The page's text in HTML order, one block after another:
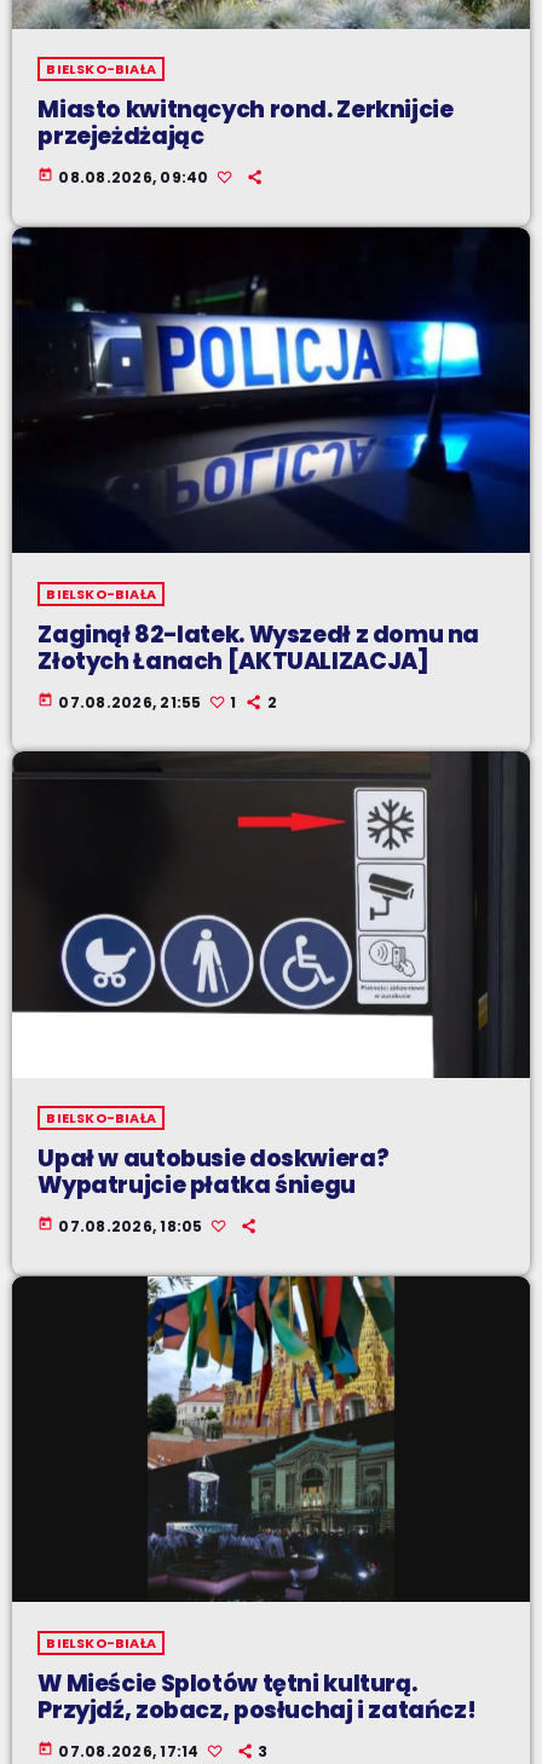
BIELSKO-BIAŁA
Miasto kwitnących rond. Zerknijcie
przejeżdżając
today 08.08.2026, 09:40
BIELSKO-BIAŁA
Zaginął 82-latek. Wyszedł z domu na
Złotych Łanach [AKTUALIZACJA]
today 07.08.2026, 21:55 1 2
BIELSKO-BIAŁA
Upał w autobusie doskwiera?
Wypatrujcie płatka śniegu
today 07.08.2026, 18:05
BIELSKO-BIAŁA
W Mieście Splotów tętni kulturą.
Przyjdź, zobacz, posłuchaj i zatańcz!
today 07.08.2026, 17:14 3